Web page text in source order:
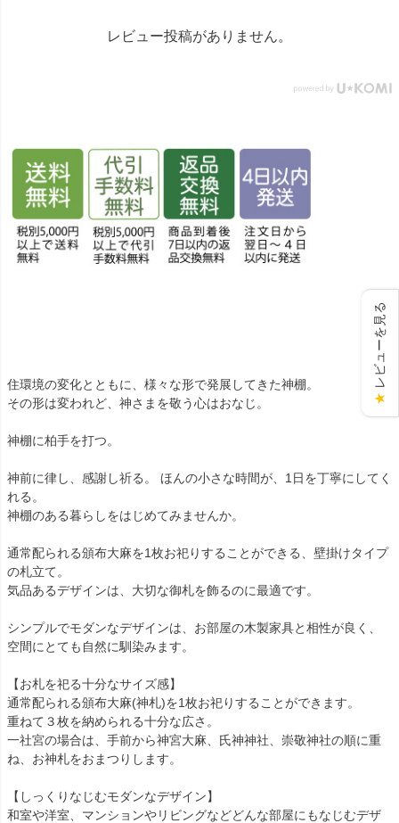
数珠 #念珠 #線香 #ローソク
ラリー千葉店 #通販 #ウェブ
ショップ #お盆 #お盆飾
り
レビュー投稿がありません。
住環境の変化とともに、様々な形で発展してきた神棚。
その形は変われど、神さまを敬う心はおなじ。
神棚に柏手を打つ。
神前に律し、感謝し祈る。 ほんの小さな時間が、1日を丁寧にしてく
れる。
神棚のある暮らしをはじめてみませんか。
通常配られる頒布大麻を1枚お祀りすることができる、壁掛けタイプ
の札立て。
気品あるデザインは、大切な御札を飾るのに最適です。
シンプルでモダンなデザインは、お部屋の木製家具と相性が良く、
空間にとても自然に馴染みます。
【お札を祀る十分なサイズ感】
通常配られる頒布大麻(神札)を1枚お祀りすることができます。
重ねて３枚を納められる十分な広さ。
一社宮の場合は、手前から神宮大麻、氏神神社、崇敬神社の順に重
ね、お神札をおまつりします。
【しっくりなじむモダンなデザイン】
和室や洋室、マンションやリビングなどどんな部屋にもなじむデザ
★
レビューを見る